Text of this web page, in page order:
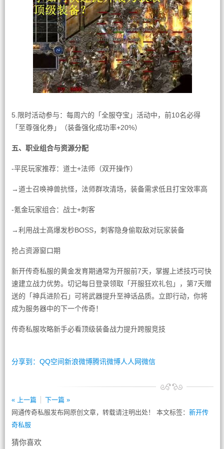
5.限时活动参与：每周六的「全服夺宝」活动中，前10名必得
「至尊强化券」（装备强化成功率+20%）
五、职业组合与资源分配
-平民玩家推荐：道士+法师（双开操作）
→道士召唤神兽抗怪，法师群攻清场，装备需求低且打宝效率高
-氪金玩家组合：战士+刺客
→利用战士高爆发秒BOSS，刺客隐身偷取敌对玩家装备
抢占资源窗口期
新开传奇私服的黄金发育期通常为开服前7天，掌握上述技巧可快
速建立战力优势。切记每日登录领取「开服狂欢礼包」，第7天赠
送的「神兵进阶石」可将武器提升至神话品质。立即行动，你将
成为服务器中的下一个传奇！
传奇私服攻略新手必看顶级装备战力提升跨服竞技
分享到： QQ空间新浪微博腾讯微博人人网微信
« 上一篇
下一篇 »
网通传奇私服发布网原创文章，转载请注明出处！ 本文标签： 新开传
奇私服
猜你喜欢